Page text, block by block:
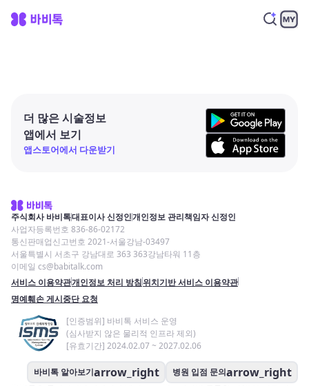
더 많은 시술정보
앱에서 보기
앱스토어에서 다운받기
주식회사 바비톡대표이사 신정인개인정보 관리책임자 신정인
사업자등록번호 836-86-02172
통신판매업신고번호 2021-서울강남-03497
서울특별시 서초구 강남대로 363 363강남타워 11층
이메일 cs@babitalk.com
서비스 이용약관개인정보 처리 방침위치기반 서비스 이용약관
명예훼손 게시중단 요청
[인증범위] 바비톡 서비스 운영
(심사받지 않은 물리적 인프라 제외)
[유효기간] 2024.02.07 ~ 2027.02.06
바비톡 알아보기arrow_right 병원 입점 문의arrow_right